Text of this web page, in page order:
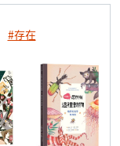
#存在